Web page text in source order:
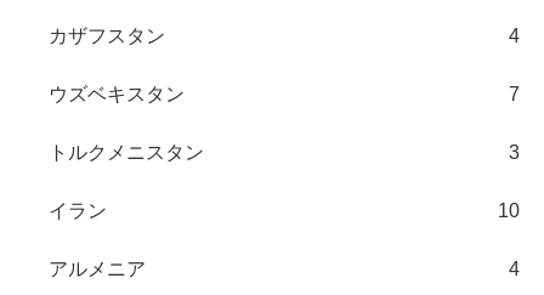
カザフスタン 4
ウズベキスタン 7
トルクメニスタン 3
イラン 10
アルメニア 4